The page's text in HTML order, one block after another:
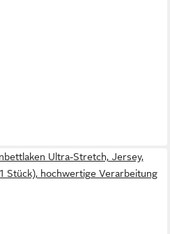
Ultra-Stretch, Jersey,
Stück), hochwertige Verarbeitung